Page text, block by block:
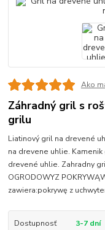
Ako
Záhradný gril s
grilu
Liatinový gril na drevené
na drevene uhlie.
drevené uhlie. Zahradny
OGRODOWYZ
zawiera:pokrywę z
Dostupnosť 3-7 dní